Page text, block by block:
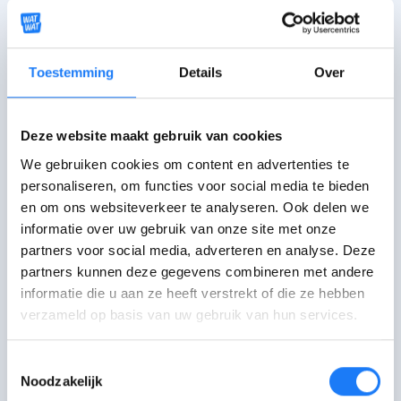
Toestemming Details Over
Deze website maakt gebruik van cookies
We gebruiken cookies om content en advertenties te
personaliseren, om functies voor social media te bieden
en om ons websiteverkeer te analyseren. Ook delen we
informatie over uw gebruik van onze site met onze
partners voor social media, adverteren en analyse. Deze
partners kunnen deze gegevens combineren met andere
informatie die u aan ze heeft verstrekt of die ze hebben
verzameld op basis van uw gebruik van hun services.
Noodzakelijk
Probeer steeds te bedenken wat
goed ging,focusjeop het
positieve
Als je de lat erg hoog legt voor
mening van een vriend of
vriendin.
Nood aan begrip
Binnen een schoolomgeving is vaak
onvoldoende aandachtvoor
betweter en leerkrachten worden niet